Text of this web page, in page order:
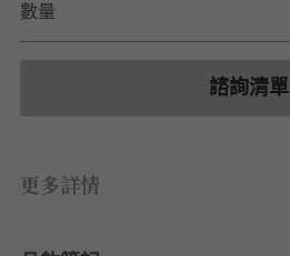
波爾多列級酒｜常規
數量
諮詢清單
更多詳情智利｜收藏級珍藏